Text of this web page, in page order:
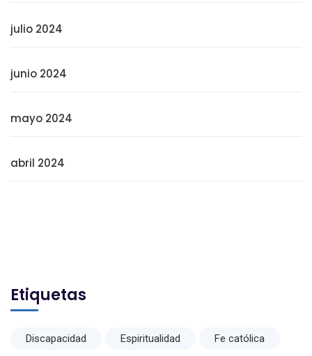
julio 2024
junio 2024
mayo 2024
abril 2024
Etiquetas
Discapacidad Espiritualidad Fe católica